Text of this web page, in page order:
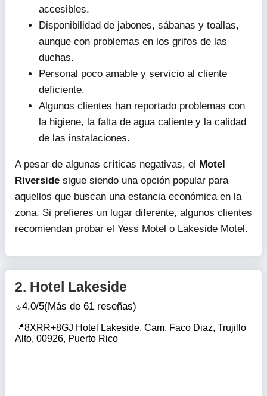
accesibles.
Disponibilidad de jabones, sábanas y toallas,
aunque con problemas en los grifos de las
duchas.
Personal poco amable y servicio al cliente
deficiente.
Algunos clientes han reportado problemas con
la higiene, la falta de agua caliente y la calidad
de las instalaciones.
A pesar de algunas críticas negativas, el
Motel
Riverside sigue siendo una opción popular para
aquellos que buscan una estancia económica en la
zona. Si prefieres un lugar diferente, algunos clientes
recomiendan probar el Yess Motel o Lakeside Motel.
2. Hotel Lakeside
4.0/5(Más de 61 reseñas)
8XRR+8GJ Hotel Lakeside, Cam. Faco Diaz, Trujillo
Alto, 00926, Puerto Rico